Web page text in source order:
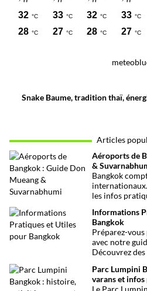
Snake Baume, tradition thaï,
Articles
Aéroports de
&
Bangkok
les infos
centre-ville.
Informations
Bangkok
Préparez-
avec notre
Découvrez
transports et
votre séjour
Parc Lumpini
varans et